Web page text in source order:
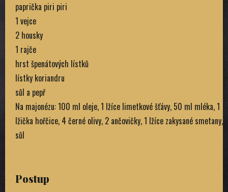
paprička piri piri
1 vejce
2 housky
1 rajče
hrst špenátových lístků
lístky koriandru
sůl a pepř
Na majonézu: 100 ml oleje, 1 lžíce limetkové šťávy, 50 ml mléka, 1
lžička hořčice, 4 černé olivy, 2 ančovičky, 1 lžíce zakysané smetany,
sůl
Postup